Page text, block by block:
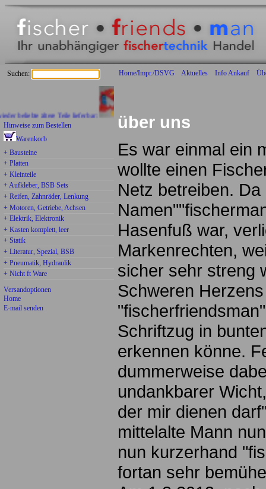
Home/Impr./DSVG Aktuelles Info Ankauf
Suchen:
ältere Teile lieferbar:
Hinweise zum Bestellen
Warenkorb
+ Bausteine
+ Platten
+ Kleinteile
+ Aufkleber, BSB Sets
+ Reifen, Zahnräder, Lenkung
+ Motoren, Getriebe, Achsen
+ Elektrik, Elektronik
+ Kasten komplett, leer
+ Statik
+ Literatur, Spezial, BSB
+ Pneumatik, Hydraulik
+ Nicht ft Ware
Versandoptionen
Home
E-mail senden
über uns
Es war einmal ein
wollte einen
Netz betreiben.
Hasenfuß war,
Markenrechten,
sicher sehr streng
Schweren
Schriftzug in
erkennen könne.
dummerweise
undankbarer
der mir dienen
mittelalte Mann
nun kurzerhand
fortan sehr